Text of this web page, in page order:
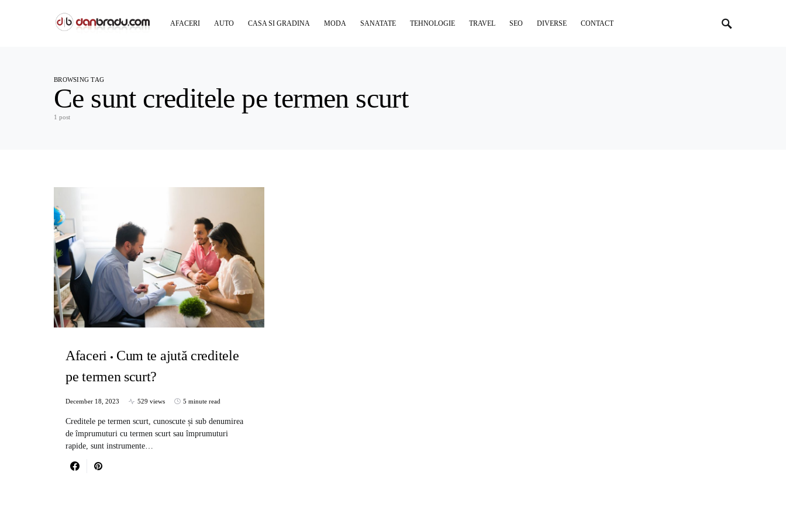
AFACERI AUTO CASA SI GRADINA MODA SANATATE TEHNOLOGIE TRAVEL SEO DIVERSE CONTACT
BROWSING TAG
Ce sunt creditele pe termen scurt
1 post
Afaceri
Cum te ajută creditele
pe termen scurt?
December 18, 2023 529 views 5 minute read
Creditele pe termen scurt, cunoscute și sub denumirea
de împrumuturi cu termen scurt sau împrumuturi
rapide, sunt instrumente…